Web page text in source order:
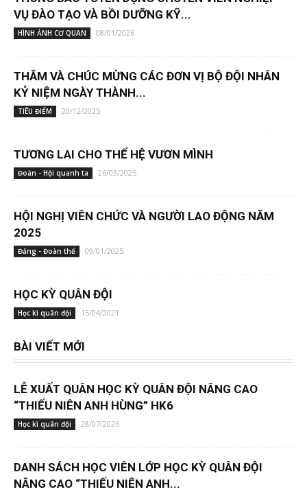
VỤ ĐÀO TẠO VÀ BỒI DƯỠNG KỸ...
HÌNH ẢNH CƠ QUAN 08/01/2026
THĂM VÀ CHÚC MỪNG CÁC ĐƠN VỊ BỘ ĐỘI NHÂN
KỶ NIỆM NGÀY THÀNH...
TIÊU ĐIỂM 20/12/2025
TƯƠNG LAI CHO THẾ HỆ VƯƠN MÌNH
Đoàn - Hội quanh ta 26/03/2025
HỘI NGHỊ VIÊN CHỨC VÀ NGƯỜI LAO ĐỘNG NĂM
2025
Đảng - Đoàn thể 09/01/2025
HỌC KỲ QUÂN ĐỘI
Học kì quân đội 15/04/2021
BÀI VIẾT MỚI
LỄ XUẤT QUÂN HỌC KỲ QUÂN ĐỘI NÂNG CAO
“THIẾU NIÊN ANH HÙNG” HK6
Học kì quân đội 28/07/2026
DANH SÁCH HỌC VIÊN LỚP HỌC KỲ QUÂN ĐỘI
NÂNG CAO “THIẾU NIÊN ANH...